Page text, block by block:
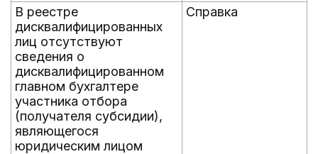
В реестре
дисквалифицированных
лиц отсутствуют
сведения о
дисквалифицированном
главном бухгалтере
участника отбора
(получателя субсидии),
являющегося
юридическим лицом
Справка